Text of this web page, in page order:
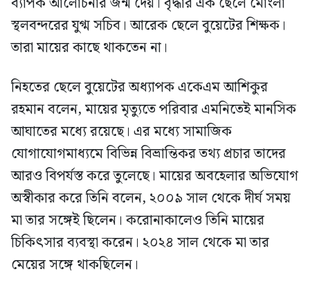
স্থলবন্দরের যুগ্ম সচিব। আরেক ছেলে বুয়েটের শিক্ষক।
তারা মায়ের কাছে থাকতেন না।
নিহতের ছেলে বুয়েটের অধ্যাপক একেএম আশিকুর
রহমান বলেন, মায়ের মৃত্যুতে পরিবার এমনিতেই মানসিক
আঘাতের মধ্যে রয়েছে। এর মধ্যে সামাজিক
যোগাযোগমাধ্যমে বিভিন্ন বিভ্রান্তিকর তথ্য প্রচার তাদের
আরও বিপর্যস্ত করে তুলেছে। মায়ের অবহেলার অভিযোগ
অস্বীকার করে তিনি বলেন, ২০০৯ সাল থেকে দীর্ঘ সময়
মা তার সঙ্গেই ছিলেন। করোনাকালেও তিনি মায়ের
চিকিৎসার ব্যবস্থা করেন। ২০২৪ সাল থেকে মা তার
মেয়ের সঙ্গে থাকছিলেন।